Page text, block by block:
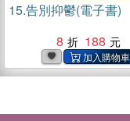
15.告別抑鬱(電子書)
8
188